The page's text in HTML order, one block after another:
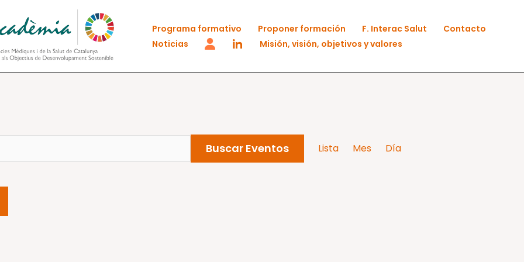
Programa formativo Proponer formación F. Interac Salut
Contacto
Noticias
Misión, visión, objetivos y valores
Buscar Eventos
de
Lista Mes Día